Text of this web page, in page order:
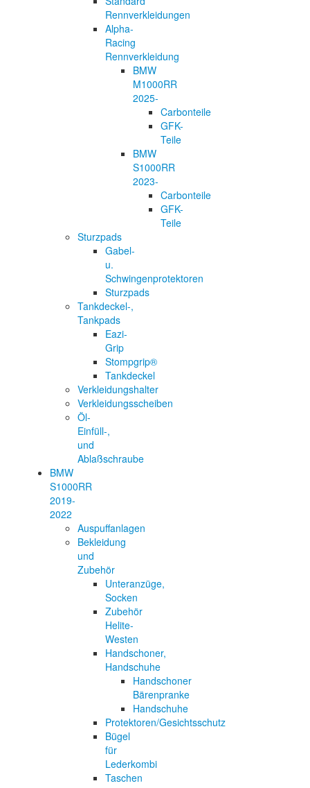
Rennverkleidungen
Alpha-
Racing
Rennverkleidung
BMW
M1000RR
2025-
Carbonteile
GFK-
Teile
BMW
S1000RR
2023-
Carbonteile
GFK-
Teile
Sturzpads
Gabel-
u.
Schwingenprotektoren
Sturzpads
Tankdeckel-,
Tankpads
Eazi-
Grip
Stompgrip®
Tankdeckel
Verkleidungshalter
Verkleidungsscheiben
Öl-
Einfüll-,
und
Ablaßschraube
BMW
S1000RR
2019-
2022
Auspuffanlagen
Bekleidung
und
Zubehör
Unteranzüge,
Socken
Zubehör
Helite-
Westen
Handschoner,
Handschuhe
Handschoner
Bärenpranke
Handschuhe
Protektoren/Gesichtsschutz
Bügel
für
Lederkombi
Taschen